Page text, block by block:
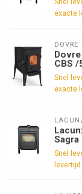
exacte
DOVRE
CBS /
Snel
exacte
Sagra
Snel
levertijd